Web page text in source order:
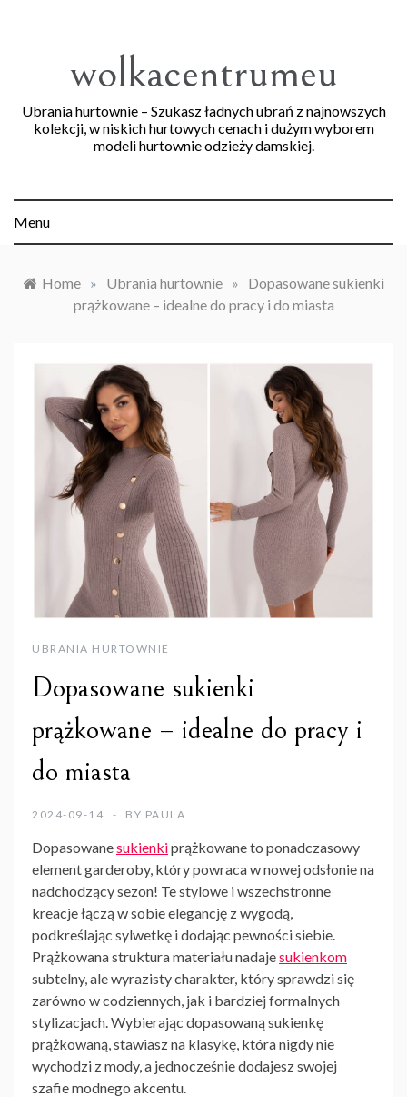
wolkacentrumeu
Ubrania hurtownie – Szukasz ładnych ubrań z najnowszych
kolekcji, w niskich hurtowych cenach i dużym wyborem
modeli hurtownie odzieży damskiej.
Menu
Home » Ubrania hurtownie »
Dopasowane sukienki
prążkowane – idealne do pracy i do miasta
UBRANIA HURTOWNIE
Dopasowane sukienki
prążkowane – idealne do pracy i
do miasta
2024-09-14 BY PAULA
Dopasowanesukienkiprążkowaneto ponadczasowy
element garderoby, który powraca w nowej odsłonie na
nadchodzący sezon! Te stylowe i wszechstronne
kreacje łączą w sobie elegancję z wygodą,
podkreślając sylwetkę i dodając pewności siebie.
Prążkowana struktura materiału nadajesukienkom
subtelny, ale wyrazisty charakter, który sprawdzi się
zarówno w codziennych, jak i bardziej formalnych
stylizacjach. Wybierając dopasowaną sukienkę
prążkowaną, stawiasz na klasykę, która nigdy nie
wychodzi z mody, a jednocześnie dodajesz swojej
szafie modnego akcentu.